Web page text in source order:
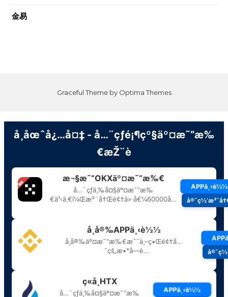
金易
Graceful Theme by Optima Themes